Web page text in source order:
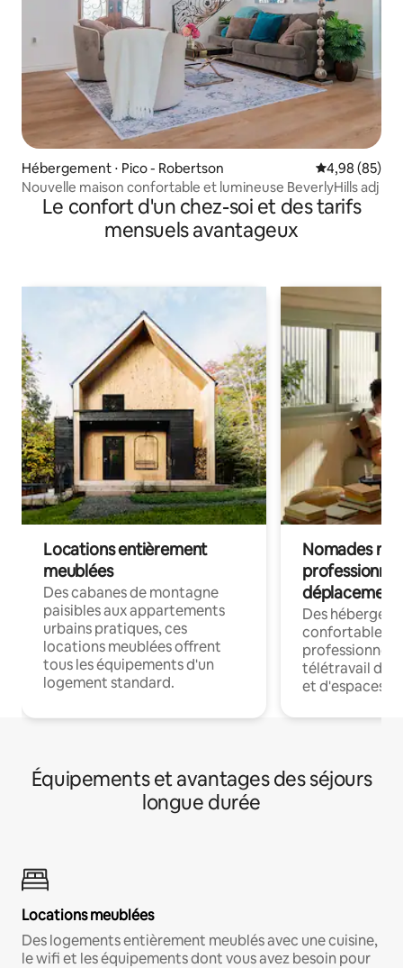
Hébergement ⋅ Pico - Robertson Évaluation
4,98 (85)
Nouvelle maison confortable et lumineuse BeverlyHills adj
Le confort d'un chez-soi et des tarifs
mensuels avantageux
Locations entièrement
meublées
Des cabanes de montagne
paisibles aux appartements
urbains pratiques, ces
locations meublées offrent
tous les équipements d'un
logement standard.
Nomades
déplacement
Des
confortables
professionnels
télétravail
et d'espaces
Équipements et avantages des séjours
longue durée
Locations meublées
Des logements entièrement meublés avec une cuisine,
le wifi et les équipements dont vous avez besoin pour